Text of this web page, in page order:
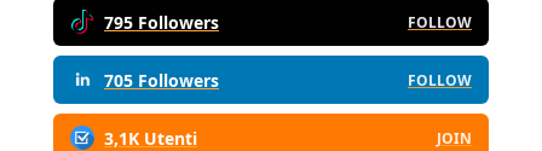
795 Followers FOLLOW
705 Followers FOLLOW
3,1K Utenti JOIN